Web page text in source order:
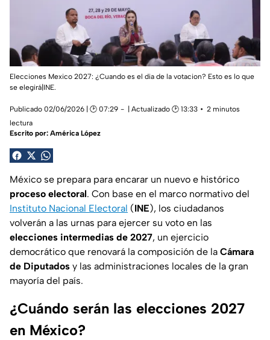
Elecciones Mexico 2027: ¿Cuando es el dia de la votacion? Esto es lo que
se elegirá|INE.
Publicado 02/06/2026 | 🕑 07:29 | Actualizado 🕑 13:33
2 minutos
lectura
Escrito por: América López
México se prepara para encarar un nuevo e histórico
proceso electoral. Con base en el marco normativo del
Instituto Nacional Electoral (INE), los ciudadanos
volverán a las urnas para ejercer su voto en las
elecciones intermedias de 2027, un ejercicio
democrático que renovará la composición de la Cámara
de Diputados y las administraciones locales de la gran
mayoría del país.
¿Cuándo serán las elecciones 2027
en México?